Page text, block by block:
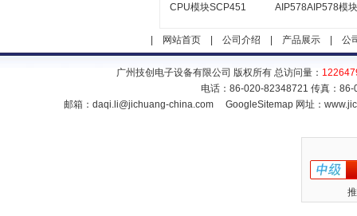
CPU模块SCP451
AIP578AIP578模块
网站首页| 公司介绍 产品展示| 公
广州技创电子设备有限公司 版权所有 总访问量：
电话：86-020-82348721 传真：
邮箱： daqi.li@jichuang-china.com GoogleSitemap 网址：